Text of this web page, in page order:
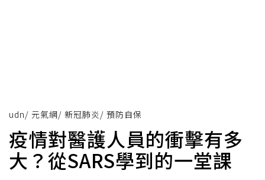
udn/ 元氣網/ 新冠肺炎 / 預防自保
疫情對醫護人員的衝擊有多
大？從SARS學到的一堂課